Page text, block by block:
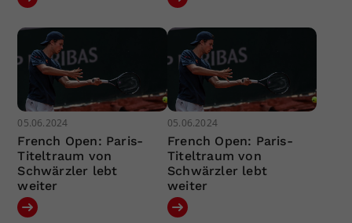
05.06.2024
French Open: Paris-
Titeltraum von
Schwärzler lebt
weiter
05.06.2024
French Open: Paris-
Titeltraum von
Schwärzler lebt
weiter